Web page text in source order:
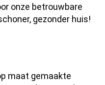
onze betrouwbare
gezonder huis!
maat gemaakte